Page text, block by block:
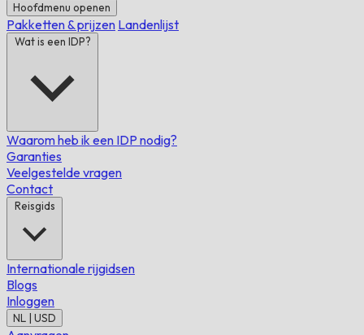
Hoofdmenu openen
Pakketten & prijzen Landenlijst
Wat is een IDP?
Waarom heb ik een IDP nodig?
Garanties
Veelgestelde vragen
Contact
Reisgids
Internationale rijgidsen
Blogs
Inloggen
NL | USD